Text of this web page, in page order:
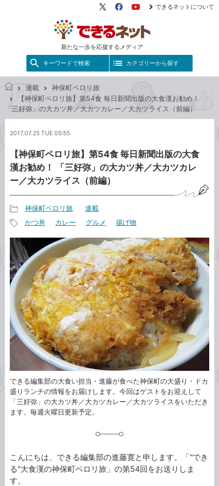
新たな一歩を応援するメディア
X（旧
FacebookYouTube
できるネットについて
キーワードで検索 カテゴリーから探す
き
ッ
連載
神保町ペロリ旅
【神保町ペロリ旅】第54食 毎日新聞出版の大食漢お勧め！
「三好弥」の大カツ丼／大カツカレー／大カツライス（前編）
2017.07.25 TUE 05:55
【神保町ペロリ旅】第54食 毎日新聞出版の大食
漢お勧め！ 「三好弥」の大カツ丼／大カツカレ
ー／大カツライス（前編）
事
カ
テ
ゴ
リ
神保町ペロリ旅 連載
事
タ
グ
かつ丼 カレー グルメ 揚げ物
できる編集部の大食い担当・進藤が食べた神保町の大盛り・ドカ
盛りランチの情報をお届けします。今回はゲストをお迎えして
「三好弥」の大カツ丼／大カツカレー／大カツライスをいただき
ます。毎週火曜日更新予定。
こんにちは、できる編集部の進藤寛と申します。「"でき
る"大食漢の神保町ペロリ旅」の第54回をお送りしま
す。